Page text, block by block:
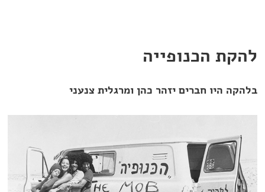
להקת הכנופייה
בלהקה היו חברים יזהר כהן ומרגלית צנעני